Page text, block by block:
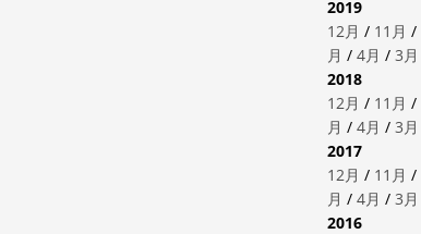
2019
12月 / 11月 /
月 / 4月 / 3月
2018
12月 / 11月 /
月 / 4月 / 3月
2017
12月 / 11月 /
月 / 4月 / 3月
2016